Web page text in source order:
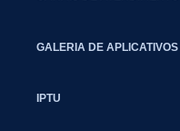
GALERIA DE APLICATIVOS
IPTU